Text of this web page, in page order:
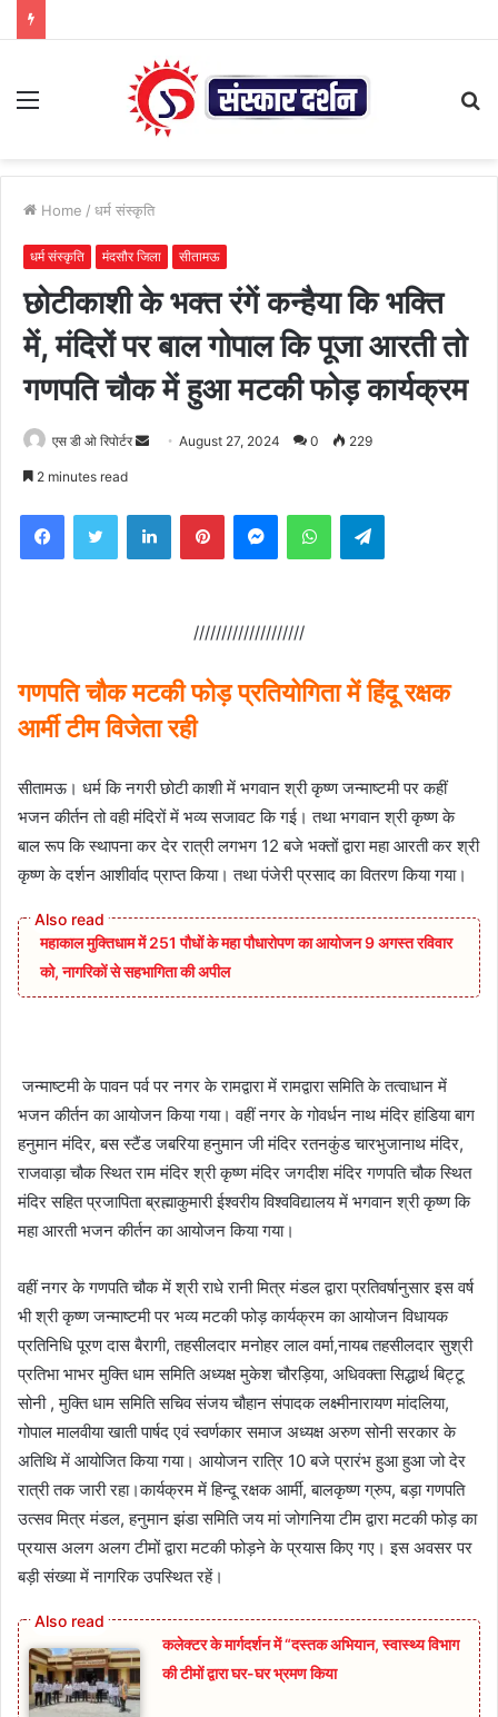
Menu
Home / धर्म संस्कृति
धर्म संस्कृति मंदसौर जिला सीतामऊ
छोटीकाशी के भक्त रंगें कन्हैया कि भक्ति
में, मंदिरों पर बाल गोपाल कि पूजा आरती तो
गणपति चौक में हुआ मटकी फोड़ कार्यक्रम
एस डी ओ रिपोर्टर
Send August 27, 2024 0 229
2 minutes read
FacebookTwitter LinkedInPinterestMessengerWhatsAppTelegram
////////////////////
गणपति चौक मटकी फोड़ प्रतियोगिता में हिंदू रक्षक
आर्मी टीम विजेता रही
सीतामऊ। धर्म कि नगरी छोटी काशी में भगवान श्री कृष्ण जन्माष्टमी पर कहीं
भजन कीर्तन तो वही मंदिरों में भव्य सजावट कि गई। तथा भगवान श्री कृष्ण के
बाल रूप कि स्थापना कर देर रात्री लगभग 12 बजे भक्तों द्वारा महा आरती कर श्री
कृष्ण के दर्शन आशीर्वाद प्राप्त किया। तथा पंजेरी प्रसाद का वितरण किया गया।
महाकाल मुक्तिधाम में 251 पौधों के महा पौधारोपण का आयोजन 9 अगस्त रविवार
को, नागरिकों से सहभागिता की अपील
जन्माष्टमी के पावन पर्व पर नगर के रामद्वारा में रामद्वारा समिति के तत्वाधान में
भजन कीर्तन का आयोजन किया गया। वहीं नगर के गोवर्धन नाथ मंदिर हांडिया बाग
हनुमान मंदिर, बस स्टैंड जबरिया हनुमान जी मंदिर रतनकुंड चारभुजानाथ मंदिर,
राजवाड़ा चौक स्थित राम मंदिर श्री कृष्ण मंदिर जगदीश मंदिर गणपति चौक स्थित
मंदिर सहित प्रजापिता ब्रह्माकुमारी ईश्वरीय विश्वविद्यालय में भगवान श्री कृष्ण कि
महा आरती भजन कीर्तन का आयोजन किया गया।
वहीं नगर के गणपति चौक में श्री राधे रानी मित्र मंडल द्वारा प्रतिवर्षानुसार इस वर्ष
भी श्री कृष्ण जन्माष्टमी पर भव्य मटकी फोड़ कार्यक्रम का आयोजन विधायक
प्रतिनिधि पूरण दास बैरागी, तहसीलदार मनोहर लाल वर्मा,नायब तहसीलदार सुश्री
प्रतिभा भाभर मुक्ति धाम समिति अध्यक्ष मुकेश चौरड़िया, अधिवक्ता सिद्धार्थ बिट्टू
सोनी , मुक्ति धाम समिति सचिव संजय चौहान संपादक लक्ष्मीनारायण मांदलिया,
गोपाल मालवीया खाती पार्षद एवं स्वर्णकार समाज अध्यक्ष अरुण सोनी सरकार के
अतिथि में आयोजित किया गया। आयोजन रात्रि 10 बजे प्रारंभ हुआ हुआ जो देर
रात्री तक जारी रहा।कार्यक्रम में हिन्दू रक्षक आर्मी, बालकृष्ण ग्रुप, बड़ा गणपति
उत्सव मित्र मंडल, हनुमान झंडा समिति जय मां जोगनिया टीम द्वारा मटकी फोड़ का
प्रयास अलग अलग टीमों द्वारा मटकी फोड़ने के प्रयास किए गए। इस अवसर पर
बड़ी संख्या में नागरिक उपस्थित रहें।
कलेक्टर के मार्गदर्शन में “दस्तक अभियान,‌ स्वास्थ्य विभाग
की टीमों द्वारा घर-घर भ्रमण किया